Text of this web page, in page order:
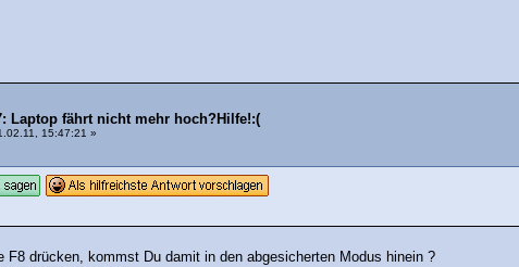
Laptop fährt nicht mehr hoch?Hilfe!:(
15:47:21 »
F8 drücken, kommst Du damit in den abgesicherten Modus hinein ?